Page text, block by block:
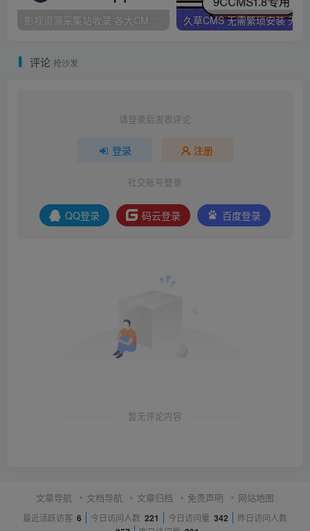
评论 抢沙发
请登录后发表评论
登录 注册
社交账号登录
QQ登录 码云登录 百度登录
暂无评论内容
文章导航 文档导航 文章归档 免责声明 网站地图
最近活跃访客 6 今日访问人数 221 今日访问量 342 昨日访问人数